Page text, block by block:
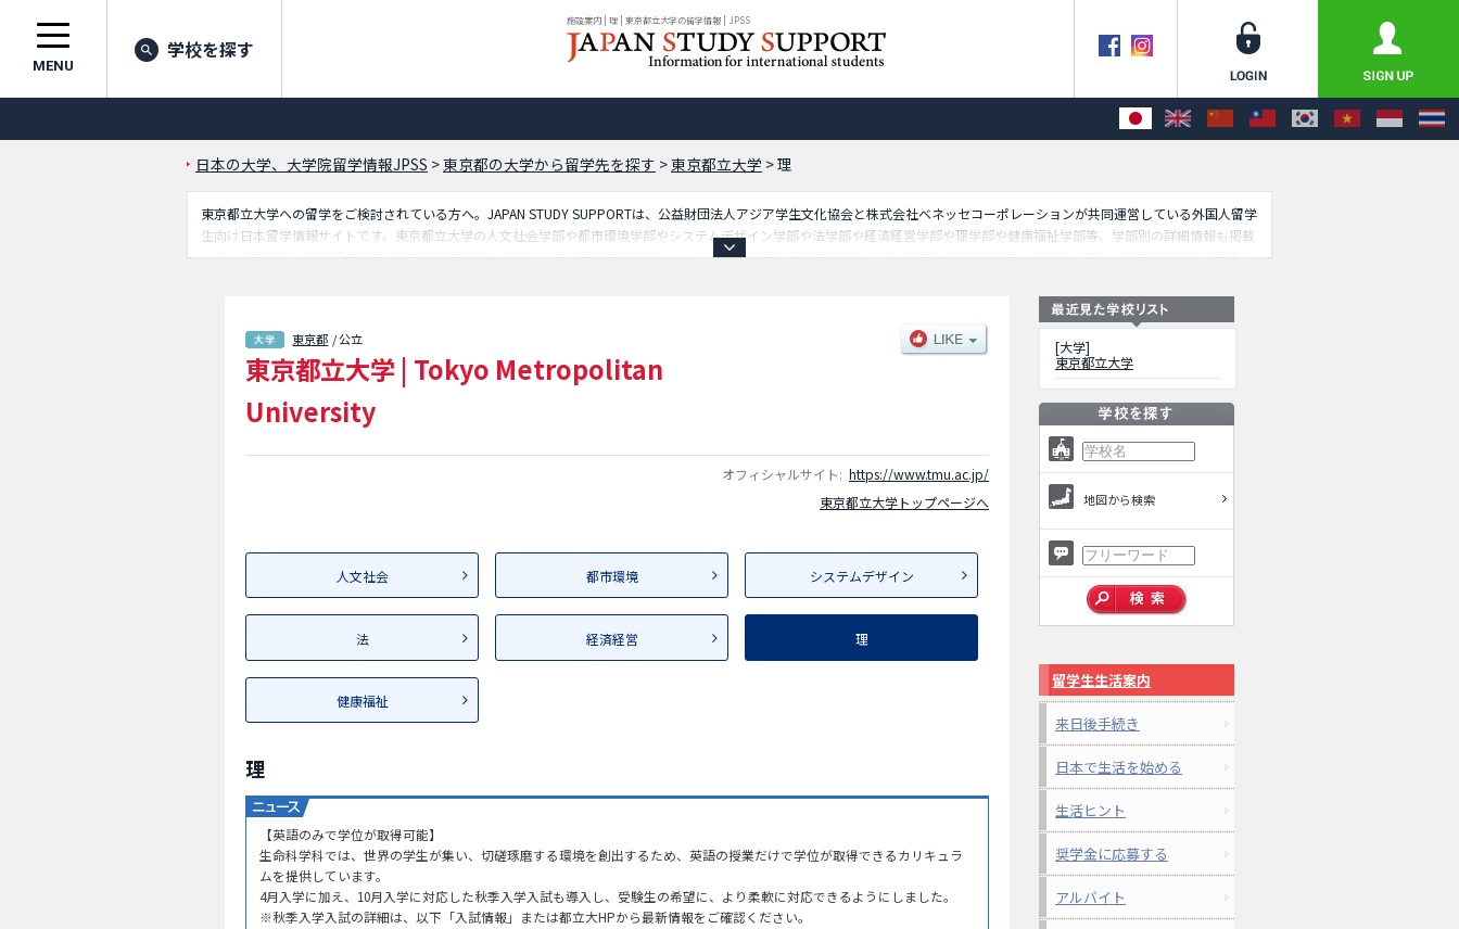
施設案内 | 理 | 東京都立大学の留学情報 | JPSS
MENU
学校を探す
日本の大学、大学院留学情報JPSS >東京都の大学から留学先を探す >東京都立大学 >理
東京都立大学への留学をご検討されている方へ。JAPAN STUDY SUPPORTは、公益財団法人アジア学生文化協会と株式会社ベネッセコーポレーションが共同運営している外国人留学
生向け日本留学情報サイトです。東京都立大学の人文社会学部や都市環境学部やシステムデザイン学部や法学部や経済経営学部や理学部や健康福祉学部等、学部別の詳細情報も掲載
していますので、東京都立大学に関する留学情報をお探しの方は是非ご利用下さい。その他、外国人留学生募集をしている約1,300校の大学・大学院・短大・専門学校情報も掲載し
東京都 / 公立
東京都立大学 | Tokyo Metropolitan
University
オフィシャルサイト: https://www.tmu.ac.jp/
東京都立大学トップページへ
人文社会 都市環境 システムデザイン
法 経済経営 理
健康福祉
理
【英語のみで学位が取得可能】
生命科学科では、世界の学生が集い、切磋琢磨する環境を創出するため、英語の授業だけで学位が取得できるカリキュラ
ムを提供しています。
4月入学に加え、10月入学に対応した秋季入学入試も導入し、受験生の希望に、より柔軟に対応できるようにしました。
※秋季入学入試の詳細は、以下「入試情報」または都立大HPから最新情報をご確認ください。
[大学]
東京都立大学
地図から検索
留学生生活案内
来日後手続き
日本で生活を始める
生活ヒント
奨学金に応募する
アルバイト